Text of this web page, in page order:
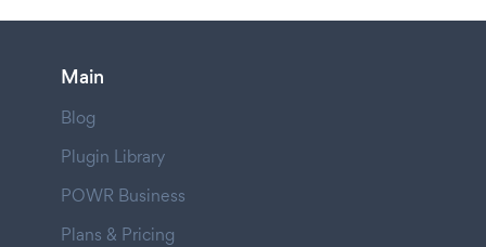
Main
Blog
Plugin Library
POWR Business
Plans & Pricing